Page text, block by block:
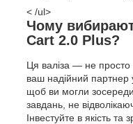
< /ul>
Чому
Cart 2.0 Plus?
Ця валіза — не просто
ваш надійний партнер
щоб ви могли
завдань, не
Інвестуйте в якість та